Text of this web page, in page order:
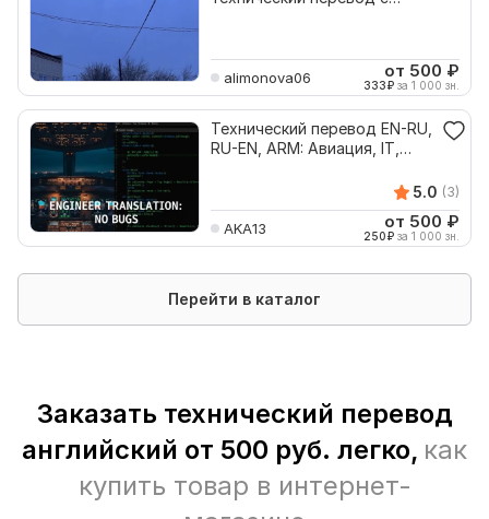
alimonova06 от 500 ₽
333₽ за 1 000 зн.
Технический перевод EN-RU,
RU-EN, ARM: Авиация, IT,
5.0 (3)
AKA13 от 500 ₽
250₽ за 1 000 зн.
Перейти в каталог
Заказать технический перевод
английский от 500 руб. легко, как
купить товар в интернет-